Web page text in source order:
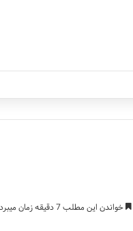
خواندن این مطلب 7 دقیقه زمان میبرد